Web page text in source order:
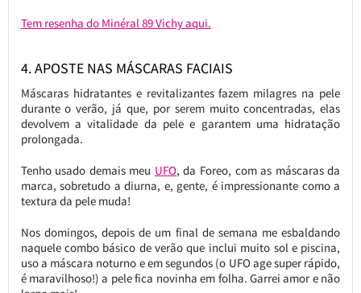
Tem resenha do Minéral 89 Vichy aqui.
4. APOSTE NAS MÁSCARAS FACIAIS
Máscaras hidratantes e revitalizantes fazem milagres na pele
durante o verão, já que, por serem muito concentradas, elas
devolvem a vitalidade da pele e garantem uma hidratação
prolongada.
Tenho usado demais meu UFO, da Foreo, com as máscaras da
marca, sobretudo a diurna, e, gente, é impressionante como a
textura da pele muda!
Nos domingos, depois de um final de semana me esbaldando
naquele combo básico de verão que inclui muito sol e piscina,
uso a máscara noturno e em segundos (o UFO age super rápido,
é maravilhoso!) a pele fica novinha em folha. Garrei amor e não